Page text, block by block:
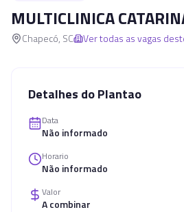
MULTICLINICA
Chapecó, SC Ver todas as vagas
Detalhes do Plantao
Data
Não informado
Horario
Não informado
Valor
A combinar